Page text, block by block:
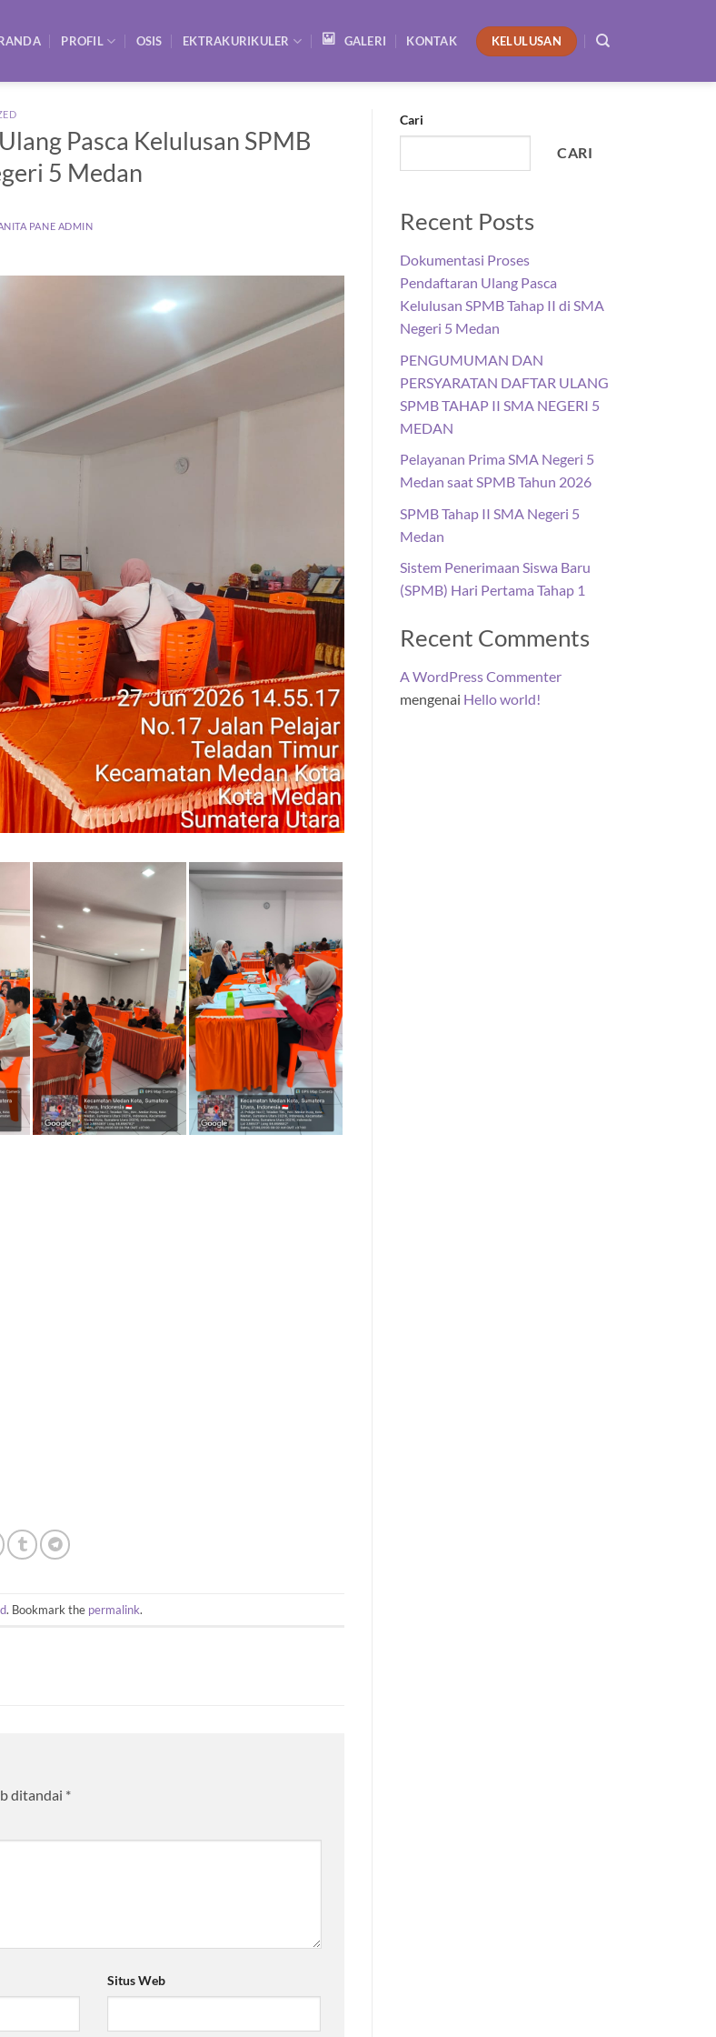
PROFIL OSIS EKTRAKURIKULER GALERI KONTAK KELULUSAN
Pasca Kelulusan SPMB
5 Medan
PANE ADMIN
. Bookmark the permalink.
ditandai *
Situs Web
Cari
CARI
Recent Posts
Dokumentasi Proses
Pendaftaran Ulang Pasca
Kelulusan SPMB Tahap II di SMA
Negeri 5 Medan
PENGUMUMAN DAN
PERSYARATAN DAFTAR ULANG
SPMB TAHAP II SMA NEGERI 5
MEDAN
Pelayanan Prima SMA Negeri 5
Medan saat SPMB Tahun 2026
SPMB Tahap II SMA Negeri 5
Medan
Sistem Penerimaan Siswa Baru
(SPMB) Hari Pertama Tahap 1
Recent Comments
A WordPress Commenter
mengenai Hello world!